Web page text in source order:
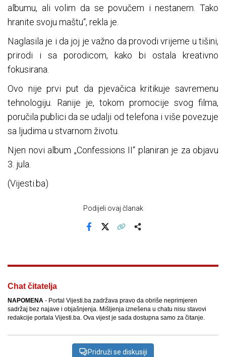
albumu, ali volim da se povučem i nestanem. Tako
hranite svoju maštu“, rekla je.
Naglasila je i da joj je važno da provodi vrijeme u tišini,
prirodi i sa porodicom, kako bi ostala kreativno
fokusirana.
Ovo nije prvi put da pjevačica kritikuje savremenu
tehnologiju. Ranije je, tokom promocije svog filma,
poručila publici da se udalji od telefona i više povezuje
sa ljudima u stvarnom životu.
Njen novi album „Confessions II“ planiran je za objavu
3. jula.
(Vijesti.ba)
Podijeli ovaj članak
Chat čitatelja
NAPOMENA - Portal Vijesti.ba zadržava pravo da obriše neprimjeren
sadržaj bez najave i objašnjenja. Mišljenja iznešena u chatu nisu stavovi
redakcije portala Vijesti.ba. Ova vijest je sada dostupna samo za čitanje.
Pridruži se diskusiji